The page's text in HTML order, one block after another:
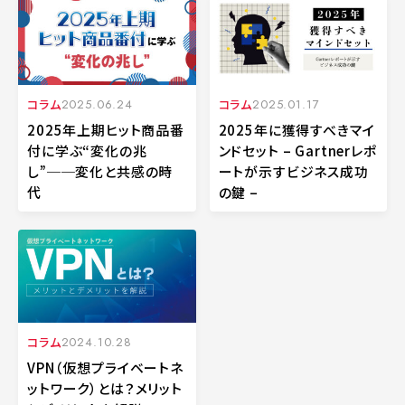
コラム2025.06.24
2025年上期ヒット商品番
付に学ぶ“変化の兆
し”──変化と共感の時
代
コラム2025.01.17
2025年に獲得すべきマイ
ンドセット – Gartnerレポ
ートが示すビジネス成功
の鍵 –
コラム2024.10.28
VPN（仮想プライベートネ
ットワーク）とは？メリット